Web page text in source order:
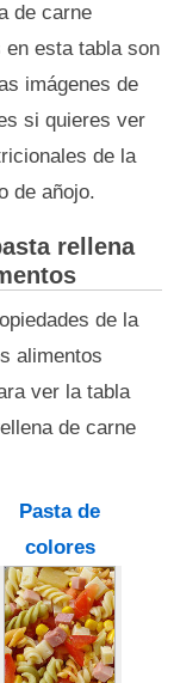
de carne
en esta tabla son
imágenes de
si quieres ver
de la
de añojo.
rellena
de la
alimentos
ver la tabla
de carne
Pasta de
colores